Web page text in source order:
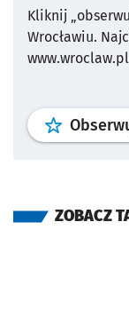
Kliknij
Wrocławiu.
ZOBACZ